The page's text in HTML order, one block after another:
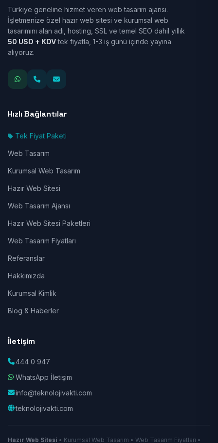
Türkiye geneline hizmet veren web tasarım ajansı.
İşletmenize özel hazır web sitesi ve kurumsal web
tasarımını alan adı, hosting, SSL ve temel SEO dahil yıllık
50 USD + KDVtek fiyatla, 1-3 iş günü içinde yayına
alıyoruz.
Hızlı Bağlantılar
Tek Fiyat Paketi
Web Tasarım
Kurumsal Web Tasarım
Hazır Web Sitesi
Web Tasarım Ajansı
Hazır Web Sitesi Paketleri
Web Tasarım Fiyatları
Referanslar
Hakkımızda
Kurumsal Kimlik
Blog & Haberler
İletişim
444 0 947
WhatsApp İletişim
info@teknolojivakti.com
teknolojivakti.com
Hazır Web Sitesi • Kurumsal Web Tasarım • Web Tasarım Fiyatları •